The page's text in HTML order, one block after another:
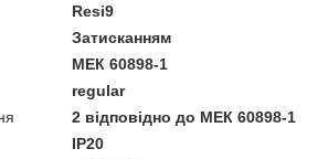
Resi9
Затисканням
МЕК 60898-1
regular
2 відповідно до МЕК 60898-1
IP20